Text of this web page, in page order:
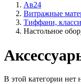
Ав24
Витражные
Тиффани,
Настольное
В этой категории нет